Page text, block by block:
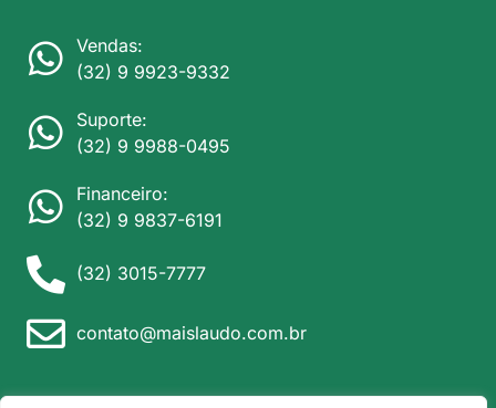
Vendas:
(32) 9 9923-9332
Suporte:
(32) 9 9988-0495
Financeiro:
(32) 9 9837-6191
(32) 3015-7777
contato@maislaudo.com.br